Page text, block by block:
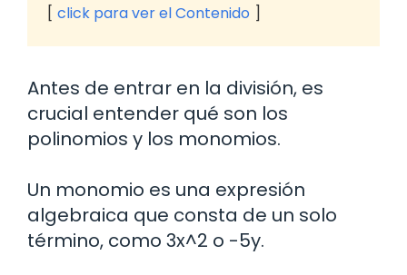
click para ver el Contenido
Antes de entrar en la división, es
crucial entender qué son los
polinomios y los monomios.
Un monomio es una expresión
algebraica que consta de un solo
término, como 3x^2 o -5y.